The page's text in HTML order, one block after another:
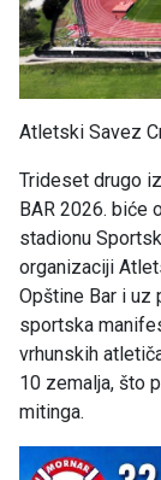
Atletski Savez
Trideset drugo
BAR 2026. biće
stadionu
organizaciji
Opštine Bar i uz
sportska
vrhunskih
10 zemalja, što
mitinga.